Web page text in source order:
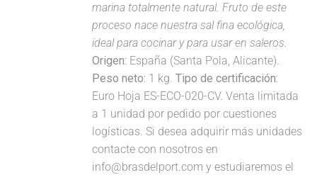
marina totalmente natural. Fruto de este
proceso nace nuestra sal fina ecológica,
ideal para cocinar y para usar en saleros.
Origen: España (Santa Pola, Alicante).
Peso neto: 1 kg.Tipo de certificación:
Euro Hoja ES-ECO-020-CV. Venta limitada
a 1 unidad por pedido por cuestiones
logísticas. Si desea adquirir más unidades
contacte con nosotros en
info@brasdelport.com y estudiaremos el